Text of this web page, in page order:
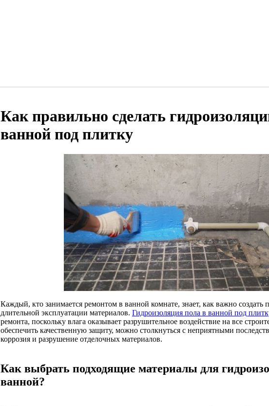
Как правильно сделать
ванной под плитку
Каждый, кто занимается ремонтом в ванной комнате, знает, как важно создать
длительной эксплуатации материалов. Гидроизоляция пола в ванной под
ремонта, поскольку влага оказывает разрушительное воздействие на все
обеспечить качественную защиту, можно столкнуться с неприятными
коррозия и разрушение отделочных материалов.
Как выбрать подходящие материалы для
ванной?